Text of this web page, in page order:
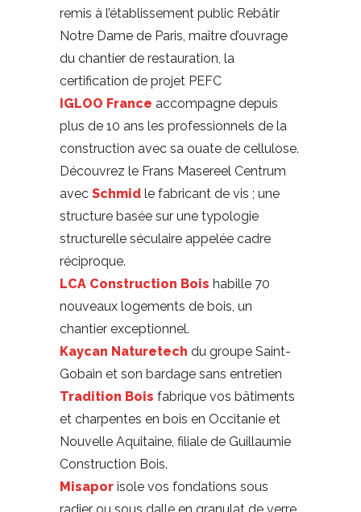
remis à l’établissement public Rebâtir
Notre Dame de Paris, maître d’ouvrage
du chantier de restauration, la
certification de projet PEFC
IGLOO France accompagne depuis
plus de 10 ans les professionnels de la
construction avec sa ouate de cellulose.
Découvrez le Frans Masereel Centrum
avec Schmid le fabricant de vis ; une
structure basée sur une typologie
structurelle séculaire appelée cadre
réciproque.
LCA Construction Bois habille 70
nouveaux logements de bois, un
chantier exceptionnel.
Kaycan Naturetech du groupe Saint-
Gobain et son bardage sans entretien
Tradition Bois fabrique vos bâtiments
et charpentes en bois en Occitanie et
Nouvelle Aquitaine, filiale de Guillaumie
Construction Bois.
Misapor isole vos fondations sous